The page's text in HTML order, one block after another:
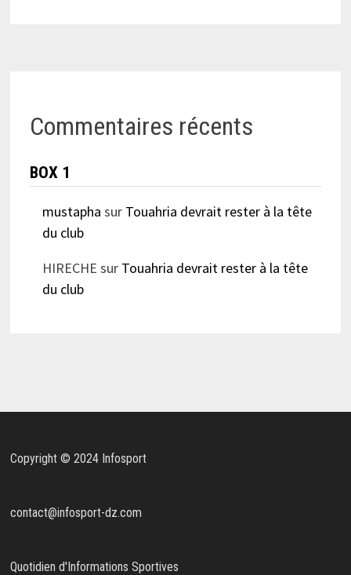
Commentaires récents
BOX 1
mustapha sur Touahria devrait rester à la tête
du club
HIRECHE sur Touahria devrait rester à la tête
du club
Copyright © 2024 Infosport
contact@infosport-dz.com
Quotidien d'Informations Sportives